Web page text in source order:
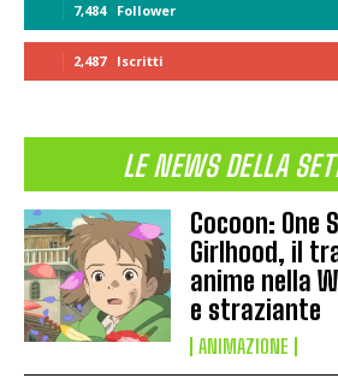
7,484 Follower
2,487 Iscritti
LE NEWS DELLA
Cocoon: One
Girlhood, il
anime nella
e straziante
ANIMAZIONE